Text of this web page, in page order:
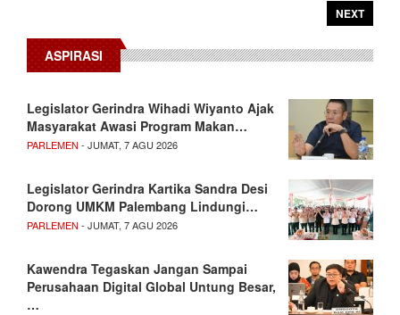
NEXT
ASPIRASI
Legislator Gerindra Wihadi Wiyanto Ajak
Masyarakat Awasi Program Makan…
PARLEMEN - JUMAT, 7 AGU 2026
Legislator Gerindra Kartika Sandra Desi
Dorong UMKM Palembang Lindungi…
PARLEMEN - JUMAT, 7 AGU 2026
Kawendra Tegaskan Jangan Sampai
Perusahaan Digital Global Untung Besar,
…